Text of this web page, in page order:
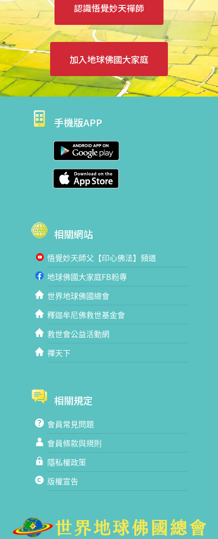
認識悟覺妙天禪師
加入地球佛國大家庭
手機版APP
相關網站
悟覺妙天師父【印心佛法】頻道
地球佛國大家庭FB粉專
世界地球佛國總會
釋迦牟尼佛救世基金會
救世會公益活動網
禪天下
相關規定
會員常見問題
會員條款與規則
隱私權政策
版權宣告